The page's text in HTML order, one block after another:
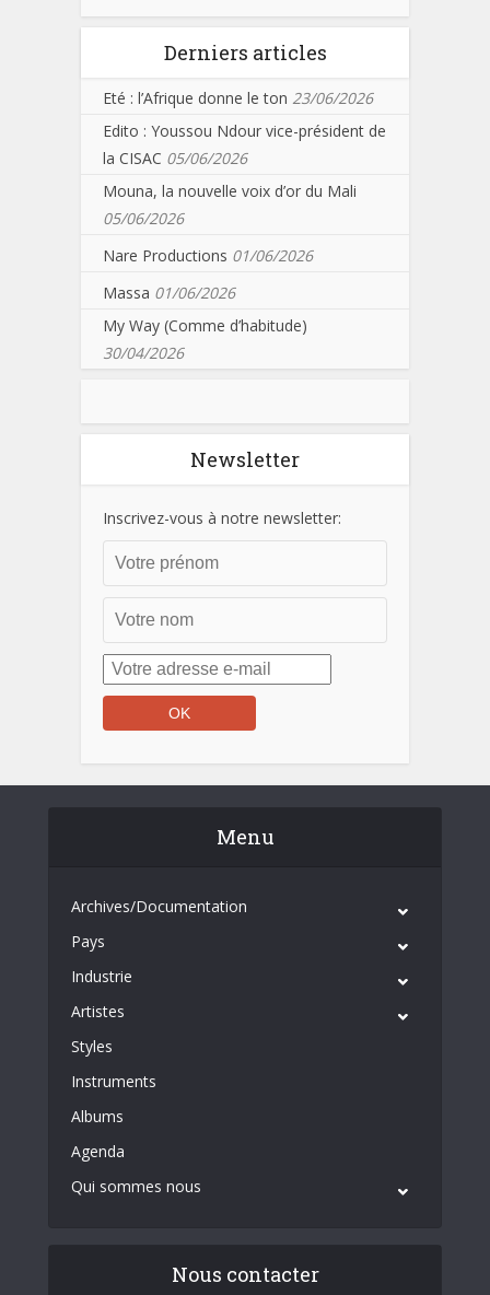
Derniers articles
Eté : l’Afrique donne le ton 23/06/2026
Edito : Youssou Ndour vice-président de
la CISAC 05/06/2026
Mouna, la nouvelle voix d’or du Mali
05/06/2026
Nare Productions 01/06/2026
Massa 01/06/2026
My Way (Comme d’habitude)
30/04/2026
Newsletter
Inscrivez-vous à notre newsletter:
Menu
Archives/Documentation
Pays
Industrie
Artistes
Styles
Instruments
Albums
Agenda
Qui sommes nous
Nous contacter